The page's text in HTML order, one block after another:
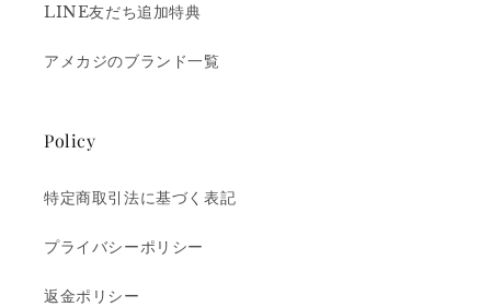
LINE友だち追加特典
アメカジのブランド一覧
Policy
特定商取引法に基づく表記
プライバシーポリシー
返金ポリシー